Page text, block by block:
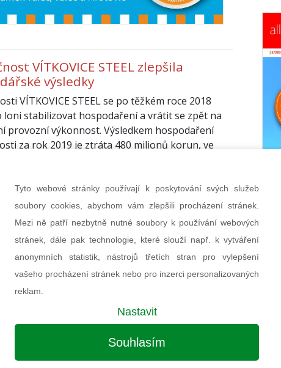
VÍTKOVICE STEEL zlepšila
výsledky
VÍTKOVICE STEEL se po těžkém roce 2018
loni stabilizovat hospodaření a vrátit se zpět na
provozní výkonnost. Výsledkem hospodaření
za rok 2019 je ztráta 480 milionů korun, ve
s předchozím rokem je však podstatně nižší a to
Kč.
2020
ČEZ v prvním čtvrtletí vydělala 14,2
korun, o 43 % meziročně více
Skupiny ČEZ v prvním čtvrtletí 2020 dosáhl 14,2
o 4,2 mld. Kč více.
2020
České republiky patří mezi 16
na světě
Tyto webové stránky používají k poskytování svých služeb
soubory cookies, abychom vám zlepšili procházení stránek.
Mezi ně patří nezbytně nutné soubory k používání webových
stránek, dále pak technologie, které slouží např. k vytváření
anonymních statistik, nástrojů třetích stran pro vylepšení
vašeho procházení stránek nebo pro inzerci personalizovaných
reklam.
Nastavit
Souhlasím